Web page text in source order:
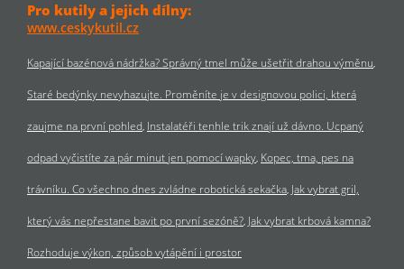
Pro kutily a jejich dílny:
www.ceskykutil.cz
Kapající bazénová nádržka? Správný tmel může ušetřit drahou výměnu
Staré bedýnky nevyhazujte. Proměníte je v designovou polici, která
zaujme na první pohled Instalatéři tenhle trik znají už dávno. Ucpaný
odpad vyčistíte za pár minut jen pomocí wapky Kopec, tma, pes na
trávníku. Co všechno dnes zvládne robotická sekačka Jak vybrat gril,
který vás nepřestane bavit po první sezóně? Jak vybrat krbová kamna?
Rozhoduje výkon, způsob vytápění i prostor